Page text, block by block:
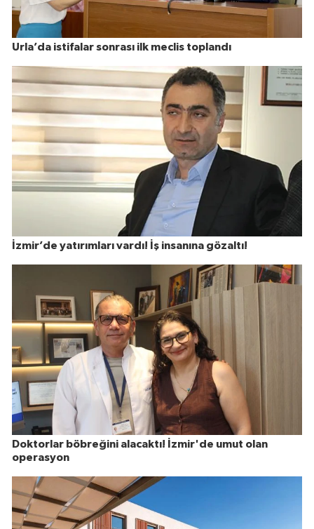
Urla’da istifalar sonrası ilk meclis toplandı
İzmir’de yatırımları vardı! İş insanına gözaltı!
Doktorlar böbreğini alacaktı! İzmir'de umut olan
operasyon